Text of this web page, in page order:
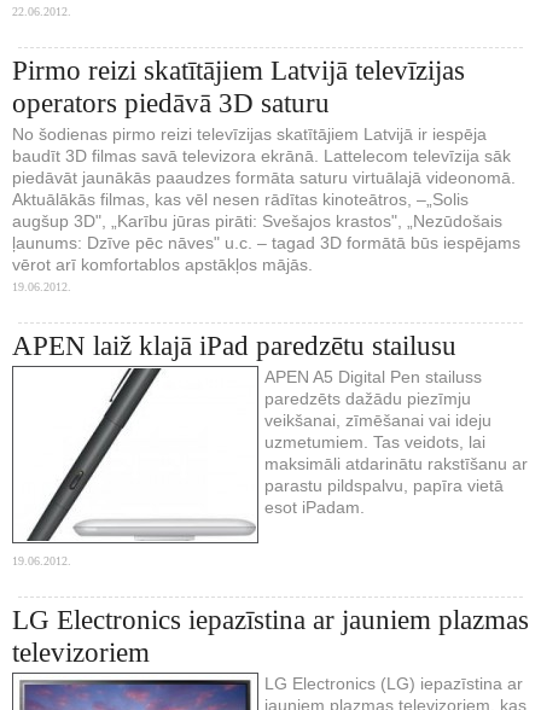
22.06.2012.
Pirmo reizi skatītājiem Latvijā televīzijas
operators piedāvā 3D saturu
No šodienas pirmo reizi televīzijas skatītājiem Latvijā ir iespēja
baudīt 3D filmas savā televizora ekrānā. Lattelecom televīzija sāk
piedāvāt jaunākās paaudzes formāta saturu virtuālajā videonomā.
Aktuālākās filmas, kas vēl nesen rādītas kinoteātros, –„Solis
augšup 3D", „Karību jūras pirāti: Svešajos krastos", „Nezūdošais
ļaunums: Dzīve pēc nāves" u.c. – tagad 3D formātā būs iespējams
vērot arī komfortablos apstākļos mājās.
19.06.2012.
APEN laiž klajā iPad paredzētu stailusu
APEN A5 Digital Pen stailuss
paredzēts dažādu piezīmju
veikšanai, zīmēšanai vai ideju
uzmetumiem. Tas veidots, lai
maksimāli atdarinātu rakstīšanu ar
parastu pildspalvu, papīra vietā
esot iPadam.
19.06.2012.
LG Electronics iepazīstina ar jauniem plazmas
televizoriem
LG Electronics (LG) iepazīstina ar
jauniem plazmas televizoriem, kas